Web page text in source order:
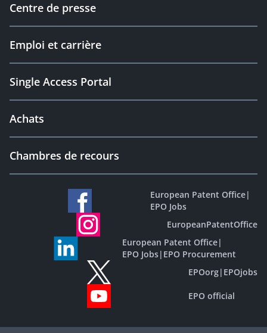
Centre de presse
Emploi et carrière
Single Access Portal
Achats
Chambres de recours
European Patent Office|
EPO Jobs
EuropeanPatentOffice
European Patent Office|
EPO Jobs| EPO Procurement
EPOorg| EPOjobs
EPO official